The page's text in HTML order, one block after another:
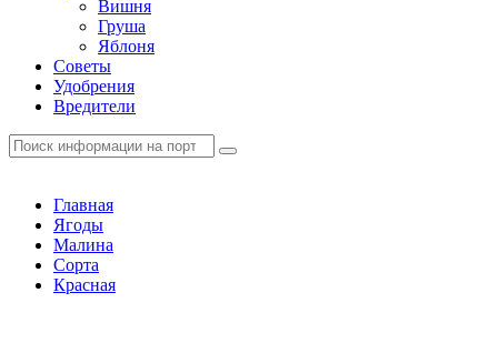
Вишня
Груша
Яблоня
Советы
Удобрения
Вредители
Главная
Ягоды
Малина
Сорта
Красная